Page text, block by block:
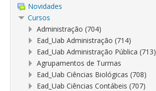
Novidades
Cursos
Administração (704)
Ead_Uab Administração (714)
Ead_Uab Administração Pública (713)
Agrupamentos de Turmas
Ead_Uab Ciências Biológicas (708)
Ead_Uab Ciências Contábeis (707)